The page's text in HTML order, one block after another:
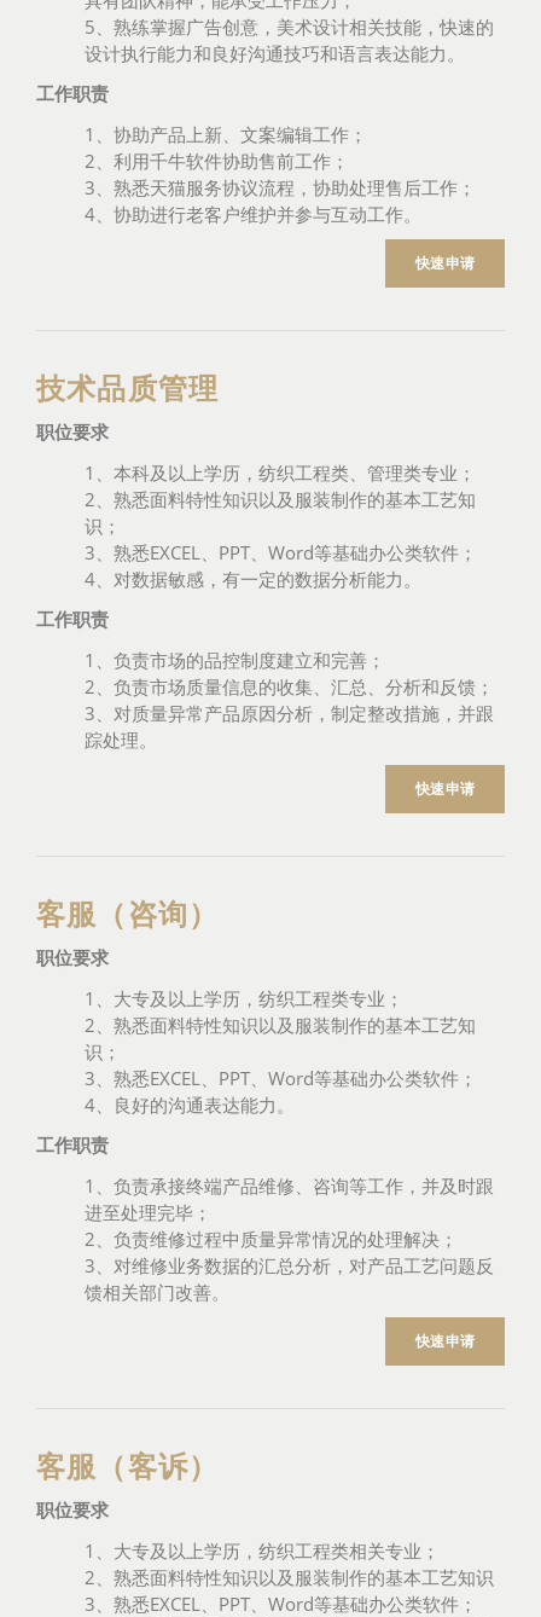
5、熟练掌握广告创意，美术设计相关技能，快速的
设计执行能力和良好沟通技巧和语言表达能力。
工作职责
1、协助产品上新、文案编辑工作；
2、利用千牛软件协助售前工作；
3、熟悉天猫服务协议流程，协助处理售后工作；
4、协助进行老客户维护并参与互动工作。
快速申请
技术品质管理
职位要求
1、本科及以上学历，纺织工程类、管理类专业；
2、熟悉面料特性知识以及服装制作的基本工艺知
识；
3、熟悉EXCEL、PPT、Word等基础办公类软件；
4、对数据敏感，有一定的数据分析能力。
工作职责
1、负责市场的品控制度建立和完善；
2、负责市场质量信息的收集、汇总、分析和反馈；
3、对质量异常产品原因分析，制定整改措施，并跟
踪处理。
快速申请
客服（咨询）
职位要求
1、大专及以上学历，纺织工程类专业；
2、熟悉面料特性知识以及服装制作的基本工艺知
识；
3、熟悉EXCEL、PPT、Word等基础办公类软件；
4、良好的沟通表达能力。
工作职责
1、负责承接终端产品维修、咨询等工作，并及时跟
进至处理完毕；
2、负责维修过程中质量异常情况的处理解决；
3、对维修业务数据的汇总分析，对产品工艺问题反
馈相关部门改善。
快速申请
客服（客诉）
职位要求
1、大专及以上学历，纺织工程类相关专业；
2、熟悉面料特性知识以及服装制作的基本工艺知识
3、熟悉EXCEL、PPT、Word等基础办公类软件；